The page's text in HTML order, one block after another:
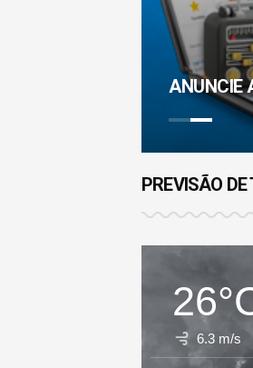
ANUNCIE
PREVISÃO DE
6.3 m/s